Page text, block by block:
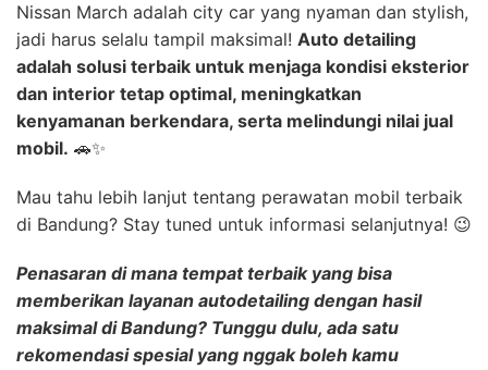
Nissan March adalah city car yang nyaman dan stylish,
jadi harus selalu tampil maksimal! Auto detailing
adalah solusi terbaik untuk menjaga kondisi eksterior
dan interior tetap optimal, meningkatkan
kenyamanan berkendara, serta melindungi nilai jual
mobil. 🚗✨
Mau tahu lebih lanjut tentang perawatan mobil terbaik
di Bandung? Stay tuned untuk informasi selanjutnya! 😉
Penasaran di mana tempat terbaik yang bisa
memberikan layanan autodetailing dengan hasil
maksimaldi Bandung? Tunggu dulu, ada satu
rekomendasi spesial yang nggak boleh kamu